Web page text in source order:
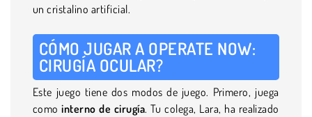
un cristalino artificial.
CÓMO JUGAR A OPERATE NOW:
CIRUGÍA OCULAR?
Este juego tiene dos modos de juego. Primero, juega
comointerno de cirugía. Tu colega, Lara, ha realizado